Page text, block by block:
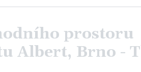
prostoru
Albert, Brno -